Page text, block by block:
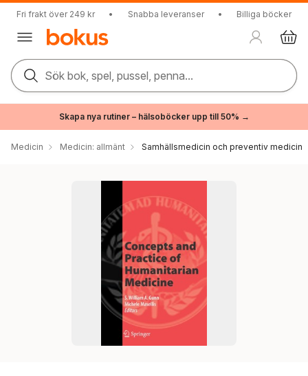
Fri frakt över 249 kr • Snabba leveranser • Billiga böcker
Sök bok, spel, pussel, penna...
Skapa nya rutiner – hälsoböcker upp till 50% →
Medicin Medicin: allmänt Samhällsmedicin och preventiv medicin